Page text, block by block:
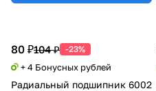
80 ₽104 ₽ -23%
+ 4 Бонусных рублей
Радиальный подшипник 6002